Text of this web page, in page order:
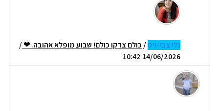
גלי צבי-ויס/ כולם צדקו כולם! שבוע מופלא אהובה. ❤/
14/06/2026 10:42